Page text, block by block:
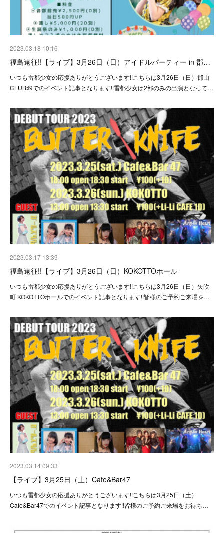
2023.03.18 10:16
福島遠征!!【ライブ】3月26日（日）アイドルパーティー in 郡…
いつも雷都少女の応援ありがとうございます!!こちらは3月26日（日）郡山
CLUB♯9でのイベント記事となります!!雷都少女は2部のみの出演となって…
2023.03.17 13:39
福島遠征!!【ライブ】3月26日（日）KOKOTTOホール
いつも雷都少女の応援ありがとうございます!!こちらは3月26日（日）矢吹
町 KOKOTTOホールでのイベント記事となります!!皆様のご予約ご来場を…
2023.03.14 09:33
【ライブ】3月25日（土）Cafe&Bar47
いつも雷都少女の応援ありがとうございます!!こちらは3月25日（土）
Cafe&Bar47でのイベント記事となります!!皆様のご予約ご来場をお待ち…